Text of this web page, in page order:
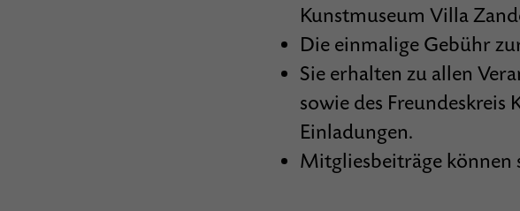
Kunstmuseum Villa
Die einmalige Gebühr
Sie erhalten zu allen
sowie des Freundeskreis
Einladungen.
Mitgliesbeiträge können